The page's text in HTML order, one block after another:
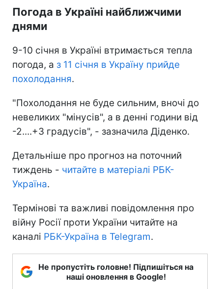
Погода в Україні найближчими
днями
9-10 січня в Україні втримається тепла
погода, а з 11 січня в Україну прийде
похолодання.
"Похолодання не буде сильним, вночі до
невеликих "мінусів", а в денні години від
-2....+3 градусів", - зазначила Діденко.
Детальніше про прогноз на поточний
тиждень - читайте в матеріалі РБК-
Україна.
Термінові та важливі повідомлення про
війну Росії проти України читайте на
каналі РБК-Україна в Telegram.
Не пропустіть головне! Підпишіться на
наші оновлення в Google!